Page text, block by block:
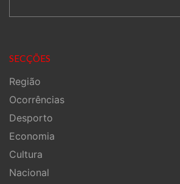
SECÇÕES
Região
Ocorrências
Desporto
Economia
Cultura
Nacional